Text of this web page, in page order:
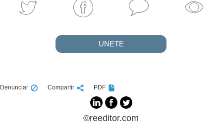
UNETE
Denunciar Compartir PDF
©reeditor.com